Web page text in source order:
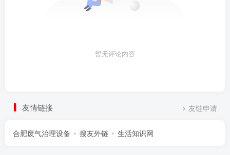
暂无评论内容
友情链接 友链申请
合肥废气治理设备 搜友外链 生活知识网